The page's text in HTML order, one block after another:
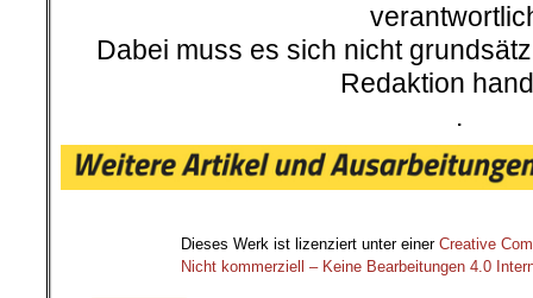
Dabei muss es sich nicht
Redaktion
.
Dieses Werk ist lizenziert unter einer Creative
Nicht kommerziell – Keine Bearbeitungen 4.0